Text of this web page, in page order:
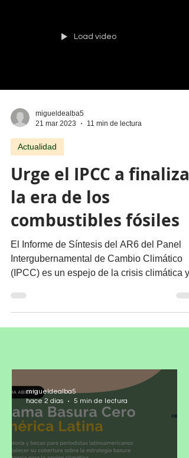
migueldealba5
21 mar 2023
11 min de lectura
Actualidad
Urge el IPCC a finalizar
la era de los
combustibles fósiles
El Informe de Síntesis del AR6 del Panel
Intergubernamental de Cambio Climático